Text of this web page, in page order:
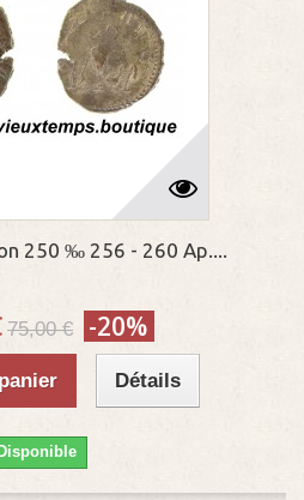
250 ‰ 256 - 260 Ap....
75,00 € -20%
Détails
Disponible